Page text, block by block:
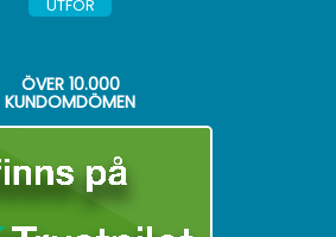
ÖVER 10.000
KUNDOMDÖMEN